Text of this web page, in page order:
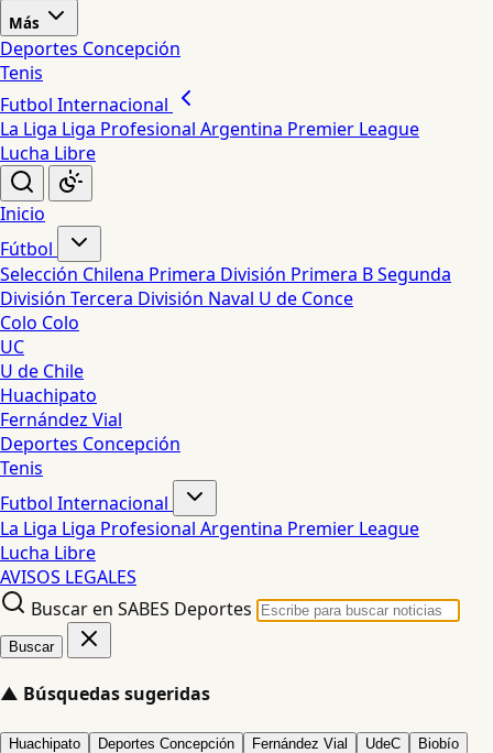
Más
Deportes Concepción
Tenis
Futbol Internacional
La Liga Liga Profesional Argentina Premier League
Lucha Libre
Inicio
Fútbol
Selección Chilena Primera División Primera BSegunda
División Tercera División Naval U de Conce
Colo Colo
UC
U de Chile
Huachipato
Fernández Vial
Deportes Concepción
Tenis
Futbol Internacional
La Liga Liga Profesional Argentina Premier League
Lucha Libre
AVISOS LEGALES
Buscar en SABES Deportes
Buscar
▲ Búsquedas sugeridas
Huachipato Deportes Concepción Fernández Vial UdeC Biobío